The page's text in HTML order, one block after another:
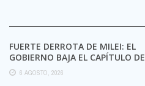
FUERTE DERROTA DE MILEI: EL
GOBIERNO BAJA EL CAPÍTULO DE
EXTRANJERIZACIÓN DE TIERRAS
6 AGOSTO, 2026